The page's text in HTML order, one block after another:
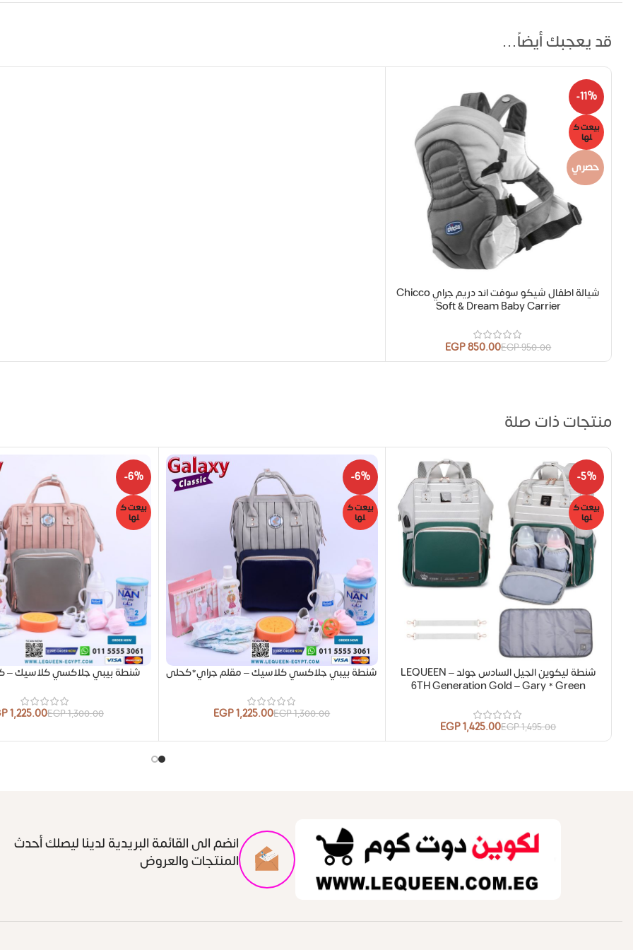
قد يعجبك أيضاً…
-11%
بيعت ك
لها
حصري
شيالة اطفال شيكو سوفت اند دريم جراي Chicco
Soft & Dream Baby Carrier
950.00
EGP
850.00
EGP
منتجات ذات صلة
-5%
بيعت ك
لها
شنطة ليكوين الجيل السادس جولد LEQUEEN –
6TH Generation Gold – Gary * Green
1,495.00
EGP
1,425.00
EGP
-6%
بيعت ك
لها
شنطة بيبي جلاكسي كلاسيك – مقلم جراي*كحلى
1,300.00
EGP
1,225.00
EGP
-6%
بيعت ك
لها
شنطة بيبي جلاكسي كلاسيك –
1,300.00
EGP
1,225.00
انضم الى القائمة البريدية لدينا ليصلك أحدث
المنتجات والعروض